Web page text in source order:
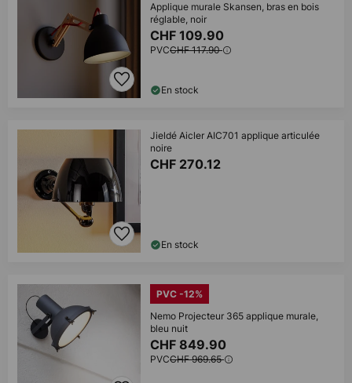
Applique murale Skansen, bras en bois
réglable, noir
CHF 109.90
PVCCHF 117.90
En stock
Jieldé Aicler AIC701 applique articulée
noire
CHF 270.12
En stock
PVC -12%
Nemo Projecteur 365 applique murale,
bleu nuit
CHF 849.90
PVCCHF 969.65